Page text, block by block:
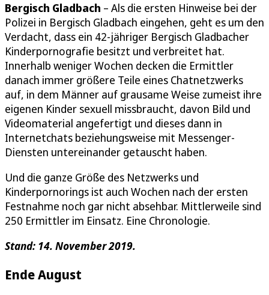
Bergisch Gladbach – Als die ersten Hinweise bei der
Polizei in Bergisch Gladbach eingehen, geht es um den
Verdacht, dass ein 42-jähriger Bergisch Gladbacher
Kinderpornografie besitzt und verbreitet hat.
Innerhalb weniger Wochen decken die Ermittler
danach immer größere Teile eines Chatnetzwerks
auf, in dem Männer auf grausame Weise zumeist ihre
eigenen Kinder sexuell missbraucht, davon Bild und
Videomaterial angefertigt und dieses dann in
Internetchats beziehungsweise mit Messenger-
Diensten untereinander getauscht haben.
Und die ganze Größe des Netzwerks und
Kinderpornorings ist auch Wochen nach der ersten
Festnahme noch gar nicht absehbar. Mittlerweile sind
250 Ermittler im Einsatz. Eine Chronologie.
Stand: 14. November 2019.
Ende August